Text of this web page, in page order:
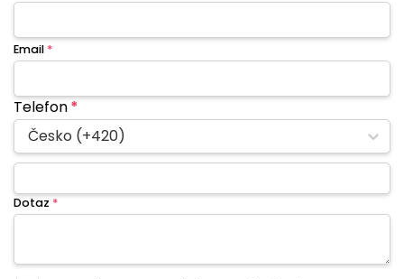
Email *
Telefon*
Česko (+420)
Dotaz *